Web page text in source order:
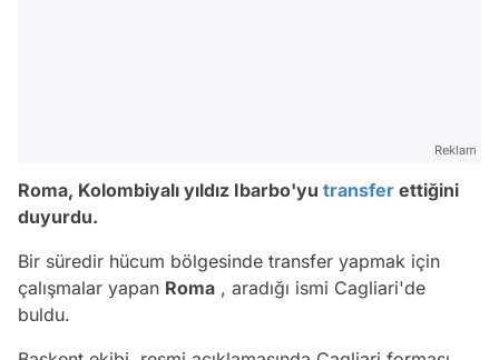
Reklam
Roma, Kolombiyalı yıldız Ibarbo'yu transfer ettiğini
duyurdu.
Bir süredir hücum bölgesinde transfer yapmak için
çalışmalar yapan Roma , aradığı ismi Cagliari'de
buldu.